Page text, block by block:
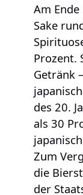
Am
Sake
Prozent.
Getränk
des 20.
als 30
Zum
die
der